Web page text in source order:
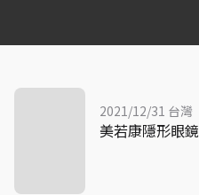
2021/12/31 台灣
美若康隱形眼鏡